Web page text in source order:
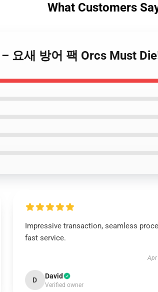
What Customers
요새 방어 팩 Orcs Must
Impressive transaction, seamless
fast service.
D David
Verified owner